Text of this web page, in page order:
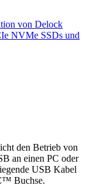
von Delock
NVMe SSDs und
den Betrieb von
an einen PC oder
USB Kabel
Buchse.